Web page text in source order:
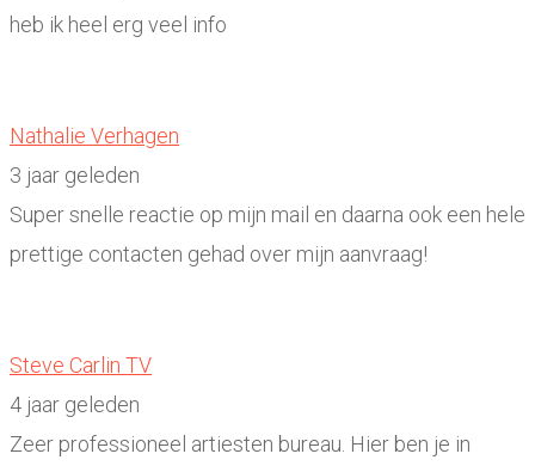
heb ik heel erg veel info
Nathalie Verhagen
3 jaar geleden
Super snelle reactie op mijn mail en daarna ook een hele
prettige contacten gehad over mijn aanvraag!
Steve Carlin TV
4 jaar geleden
Zeer professioneel artiesten bureau. Hier ben je in